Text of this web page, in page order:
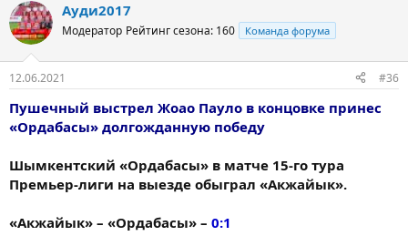
Ауди2017
Модератор Рейтинг сезона: 160 Команда форума
12.06.2021 #36
Пушечный выстрел Жоао Пауло в концовке принес
«Ордабасы» долгожданную победу
Шымкентский «Ордабасы» в матче 15-го тура
Премьер-лиги на выезде обыграл «Акжайык».
«Акжайык» – «Ордабасы» – 0:1